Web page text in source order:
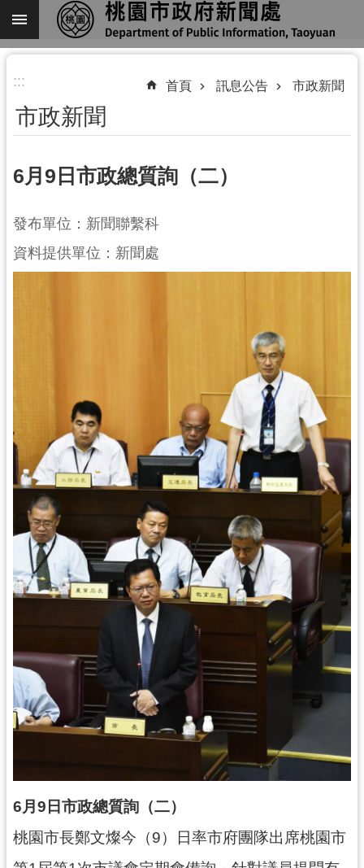
跳到主要內容區塊
進
搜
尋
於
我
們
務
資
訊
息
告
便
務
政
府
資
回
::: 首頁 訊息公告 市政新聞
市政新聞
6月9日市政總質詢（二）
發布單位：新聞聯繫科
資料提供單位：新聞處
6月9日市政總質詢（二）
桃園市長鄭文燦今（9）日率市府團隊出席桃園市